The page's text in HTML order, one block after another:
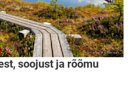
soojust ja rõõmu